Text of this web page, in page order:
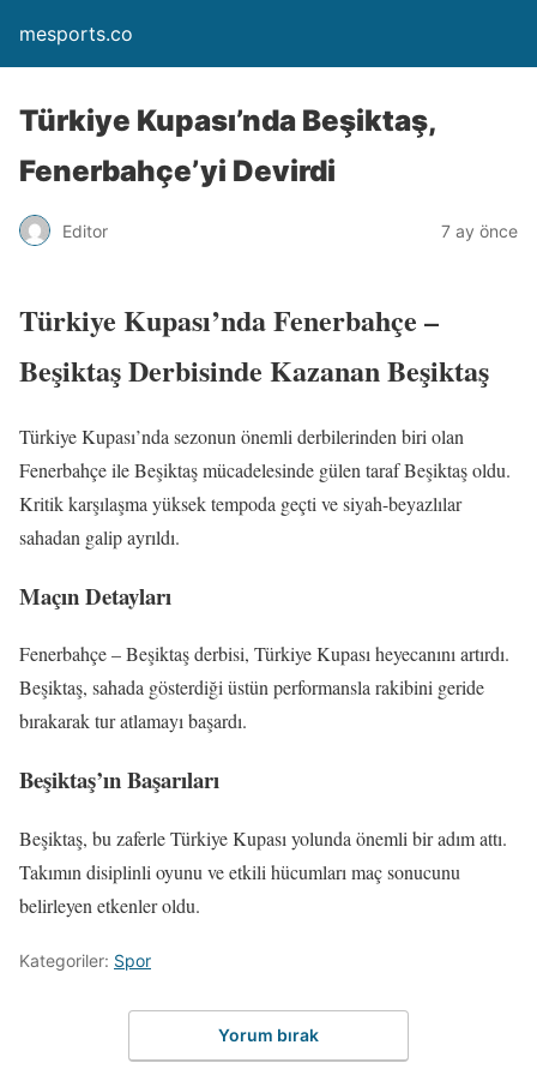
mesports.co
Türkiye Kupası’nda Beşiktaş,
Fenerbahçe’yi Devirdi
Editor 7 ay önce
Türkiye Kupası’nda Fenerbahçe –
Beşiktaş Derbisinde Kazanan Beşiktaş
Türkiye Kupası’nda sezonun önemli derbilerinden biri olan
Fenerbahçe ile Beşiktaş mücadelesinde gülen taraf Beşiktaş oldu.
Kritik karşılaşma yüksek tempoda geçti ve siyah-beyazlılar
sahadan galip ayrıldı.
Maçın Detayları
Fenerbahçe – Beşiktaş derbisi, Türkiye Kupası heyecanını artırdı.
Beşiktaş, sahada gösterdiği üstün performansla rakibini geride
bırakarak tur atlamayı başardı.
Beşiktaş’ın Başarıları
Beşiktaş, bu zaferle Türkiye Kupası yolunda önemli bir adım attı.
Takımın disiplinli oyunu ve etkili hücumları maç sonucunu
belirleyen etkenler oldu.
Kategoriler: Spor
Yorum bırak